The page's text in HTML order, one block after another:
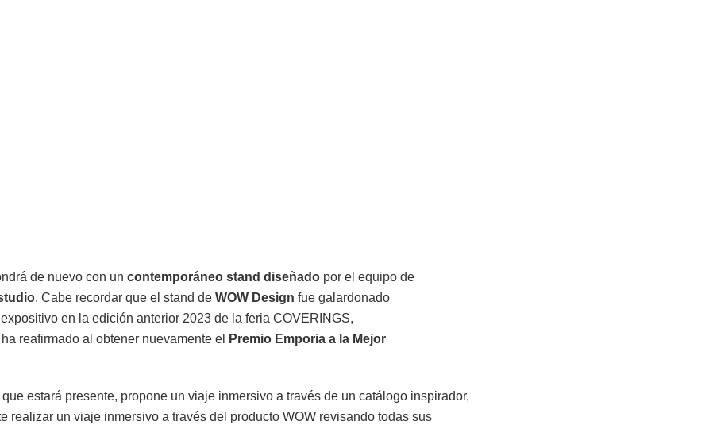
de nuevo con un contemporáneo stand diseñado por el equipo de
. Cabe recordar que el stand de WOW Design fue galardonado
en la edición anterior 2023 de la feria COVERINGS,
reafirmado al obtener nuevamente el
Premio Emporia a la Mejor
estará presente, propone un viaje inmersivo a través de un catálogo inspirador,
realizar un viaje inmersivo a través del producto WOW revisando todas sus